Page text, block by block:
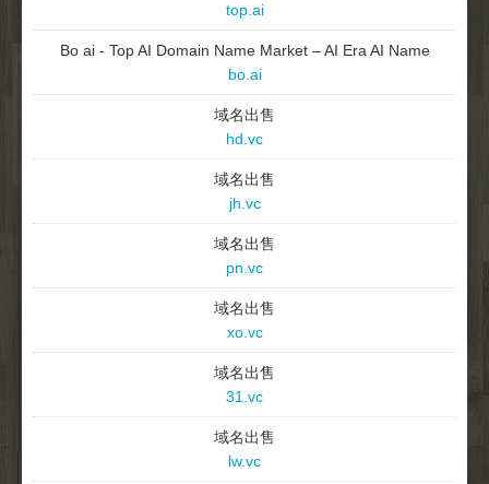
top.ai
Bo ai - Top AI Domain Name Market – AI Era AI Name
bo.ai
域名出售
hd.vc
域名出售
jh.vc
域名出售
pn.vc
域名出售
xo.vc
域名出售
31.vc
域名出售
lw.vc